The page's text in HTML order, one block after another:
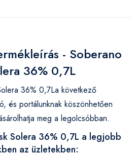
- Soberano
36% 0,7L
36% 0,7La következő
és portálunknak köszönhetően
meg a legolcsóbban.
Solera 36% 0,7L a legjobb
az üzletekben: